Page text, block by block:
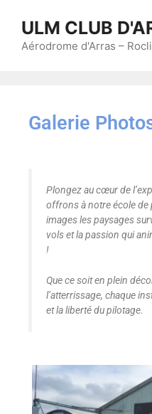
ULM CLUB
Aérodrome d'Arras –
Galerie
Plongez au cœur de
offrons à notre école de
images les paysages
vols et la passion qui
!
Que ce soit en plein
l’atterrissage, chaque
et la liberté du pilotage.